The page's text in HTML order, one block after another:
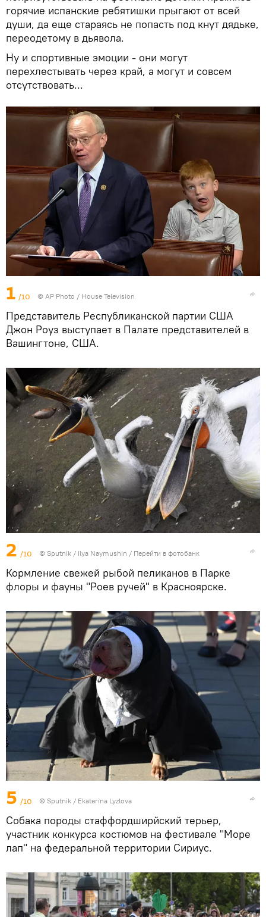
горячие испанские ребятишки прыгают от всей
души, да еще стараясь не попасть под кнут дядьке,
переодетому в дьявола.
Ну и спортивные эмоции - они могут
перехлестывать через край, а могут и совсем
отсутствовать...
1 /10 © AP Photo / House Television
Представитель Республиканской партии США
Джон Роуз выступает в Палате представителей в
Вашингтоне, США.
2 /10 © Sputnik / Ilya Naymushin / Перейти в фотобанк
Кормление свежей рыбой пеликанов в Парке
флоры и фауны "Роев ручей" в Красноярске.
5 /10 © Sputnik / Ekaterina Lyzlova
Собака породы стаффордширйский терьер,
участник конкурса костюмов на фестивале "Море
лап" на федеральной территории Сириус.